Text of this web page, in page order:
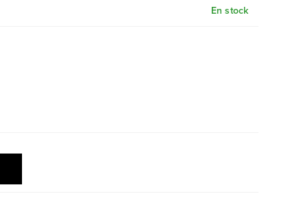
En stock